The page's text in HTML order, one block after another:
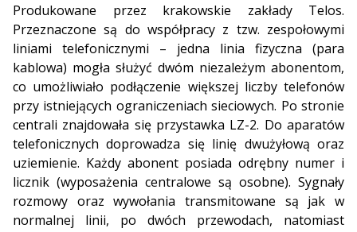
Produkowane przez krakowskie zakłady Telos.
Przeznaczone są do współpracy z tzw. zespołowymi
liniami telefonicznymi – jedna linia fizyczna (para
kablowa) mogła służyć dwóm niezależym abonentom,
co umożliwiało podłączenie większej liczby telefonów
przy istniejących ograniczeniach sieciowych. Po stronie
centrali znajdowała się przystawka LZ-2. Do aparatów
telefonicznych doprowadza się linię dwużyłową oraz
uziemienie. Każdy abonent posiada odrębny numer i
licznik (wyposażenia centralowe są osobne). Sygnały
rozmowy oraz wywołania transmitowane są jak w
normalnej linii, po dwóch przewodach, natomiast